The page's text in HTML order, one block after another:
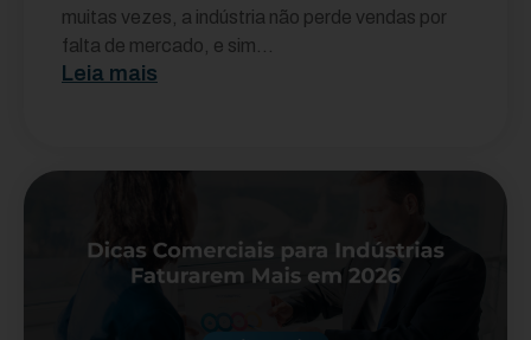
muitas vezes, a indústria não perde vendas por
falta de mercado, e sim...
Leia mais